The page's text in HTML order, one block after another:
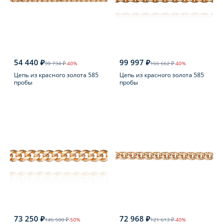
54 440 ₽90 734 ₽-40%
Цепь из красного золота 585
пробы
99 997 ₽166 662 ₽-40%
Цепь из красного золота 585
пробы
73 250 ₽146 500 ₽-50% 72 968 ₽121 613 ₽-40%